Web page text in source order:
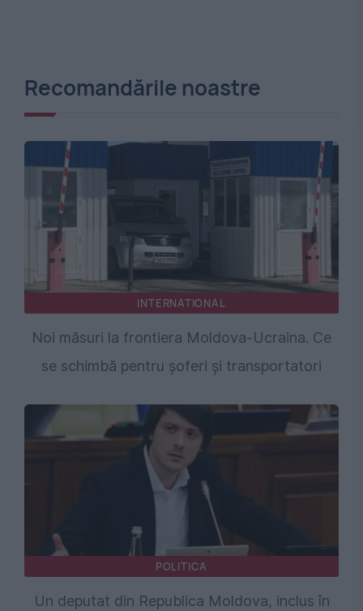
Recomandările noastre
INTERNATIONAL
Noi măsuri la frontiera Moldova-Ucraina. Ce
se schimbă pentru șoferi și transportatori
POLITICA
Un deputat din Republica Moldova, inclus în